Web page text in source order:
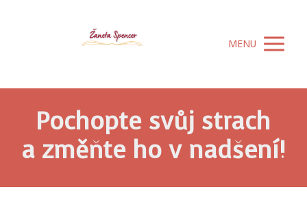
MENU
Pochopte svůj strach
a změňte ho v nadšení!